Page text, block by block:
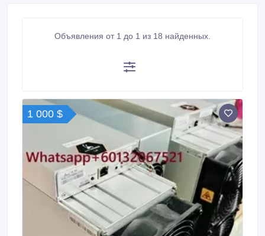
Объявления от 1 до 1 из 18 найденных.
1 000 $